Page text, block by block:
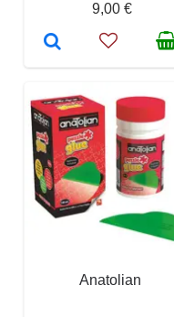
9,00 €
Anatolian